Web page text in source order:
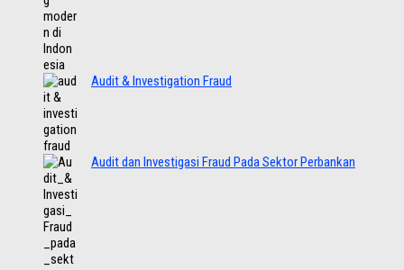
Audit & Investigation Fraud
Audit dan Investigasi Fraud Pada Sektor Perbankan